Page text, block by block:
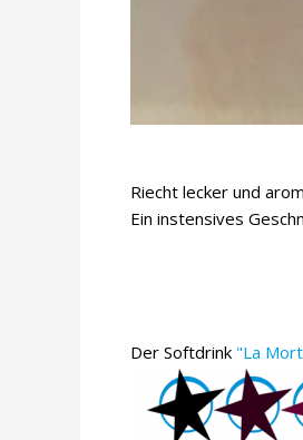
Riecht lecker und
Ein instensives
Der Softdrink "La